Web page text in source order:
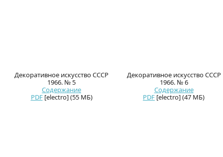
Декоративное искусство СССР
1966. № 5
Содержание
PDF[electro] (55 МБ)
Декоративное искусство СССР
1966. № 6
Содержание
PDF [electro] (47 МБ)